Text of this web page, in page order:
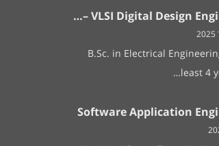
VLSI Digital Design
" B.Sc. in Electrical
least 4
Software Application